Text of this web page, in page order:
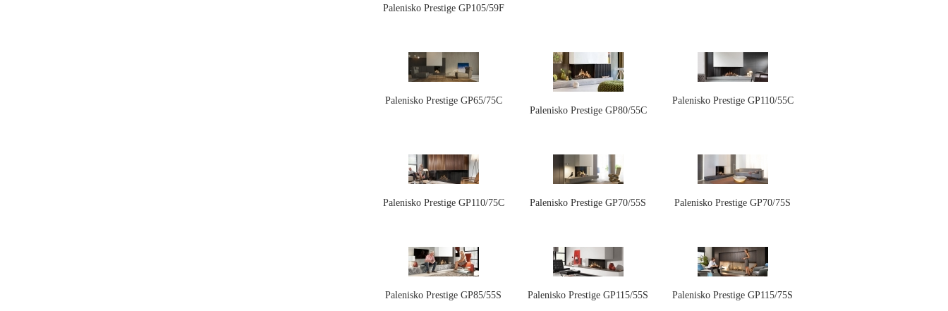
Palenisko Prestige GP105/59F
Palenisko Prestige GP65/75C
Palenisko Prestige GP80/55C
Palenisko Prestige GP110/55C
Palenisko Prestige GP110/75C Palenisko Prestige GP70/55S Palenisko Prestige GP70/75S
Palenisko Prestige GP85/55S Palenisko Prestige GP115/55S Palenisko Prestige GP115/75S